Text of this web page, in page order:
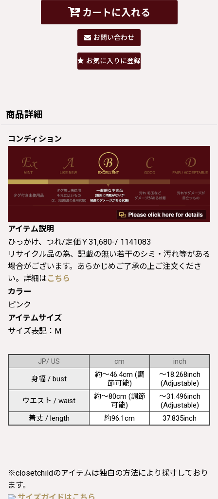
カートに入れる
お問い合わせ
お気に入りに登録
商品詳細
コンディション
アイテム説明
ひっかけ、つれ/定価￥31,680-/ 1141083
リサイクル品の為、記載の無い若干のシミ・汚れ等がある
場合がございます。あらかじめご了承の上ご注文くださ
い。詳細は こちら
カラー
ピンク
アイテムサイズ
サイズ表記：M
JP/ US cm
inch
身幅 / bust
約〜46.4cm (調
節可能)
〜18.268inch
(Adjustable)
ウエスト / waist
約〜80cm (調節
可能)
〜31.496inch
(Adjustable)
着丈 / length
約96.1cm 37.835inch
※closetchildのアイテムは独自の方法により採寸しており
ます。